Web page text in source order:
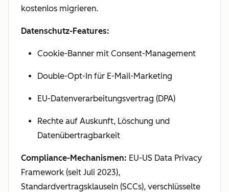
kostenlos migrieren.
Datenschutz-Features:
Cookie-Banner mit Consent-Management
Double-Opt-In für E-Mail-Marketing
EU-Datenverarbeitungsvertrag (DPA)
Rechte auf Auskunft, Löschung und
Datenübertragbarkeit
Compliance-Mechanismen: EU-US Data Privacy
Framework (seit Juli 2023),
Standardvertragsklauseln (SCCs), verschlüsselte